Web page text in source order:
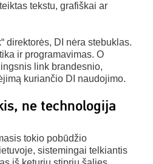
tekstu, grafiškai ar
direktorės, DI nėra stebuklas.
ir programavimas. O
link brandesnio,
kuriančio DI naudojimo.
ne technologija
tokio pobūdžio
sistemingai telkiantis